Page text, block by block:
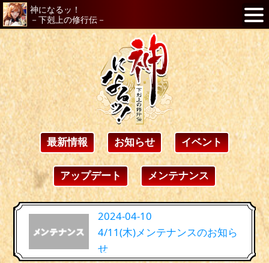
神になるッ！
－下剋上の修行伝－
最新情報 お知らせ イベント
アップデート メンテナンス
2024-04-10
4/11(木)メンテナンスのお知ら
せ